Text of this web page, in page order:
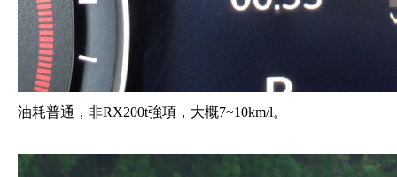
油耗普通，非RX200t強項，大概7~10km/l。